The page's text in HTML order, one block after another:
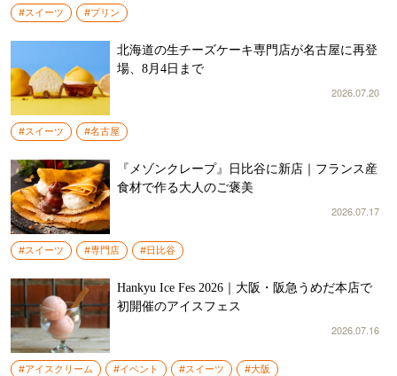
#スイーツ #プリン
北海道の生チーズケーキ専門店が名古屋に再登
場、8月4日まで
2026.07.20
#スイーツ #名古屋
『メゾンクレープ』日比谷に新店｜フランス産
食材で作る大人のご褒美
2026.07.17
#スイーツ #専門店 #日比谷
Hankyu Ice Fes 2026｜大阪・阪急うめだ本店で
初開催のアイスフェス
2026.07.16
#アイスクリーム #イベント #スイーツ #大阪